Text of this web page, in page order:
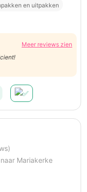
en uitpakken
Meer reviews zien
Mariakerke